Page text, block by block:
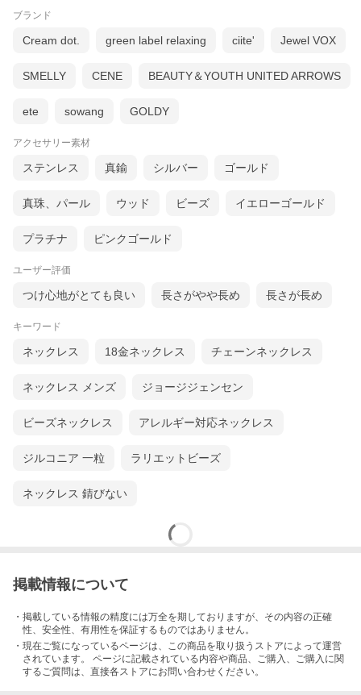
重ね付けネックレスはコチラ »
ブランド
Cream dot. green label relaxing ciite' Jewel VOX
SMELLY CENE BEAUTY＆YOUTH UNITED ARROWS
ete sowang GOLDY
アクセサリー素材
ステンレス 真鍮 シルバー ゴールド
真珠、パール ウッド ビーズ イエローゴールド
プラチナ ピンクゴールド
ユーザー評価
つけ心地がとても良い 長さがやや長め 長さが長め
キーワード
ネックレス 18金ネックレス チェーンネックレス
ネックレス メンズ ジョージジェンセン
ビーズネックレス アレルギー対応ネックレス
ジルコニア 一粒 ラリエットビーズ
ネックレス 錆びない
掲載情報について
・掲載している情報の精度には万全を期しておりますが、その内容の正確
性、安全性、有用性を保証するものではありません。
・現在ご覧になっているページは、この商品を取り扱うストアによって運営
されています。 ページに記載されている内容や商品、ご購入 、ご購入に関
するご質問は、直接各ストアにお問い合わせください。